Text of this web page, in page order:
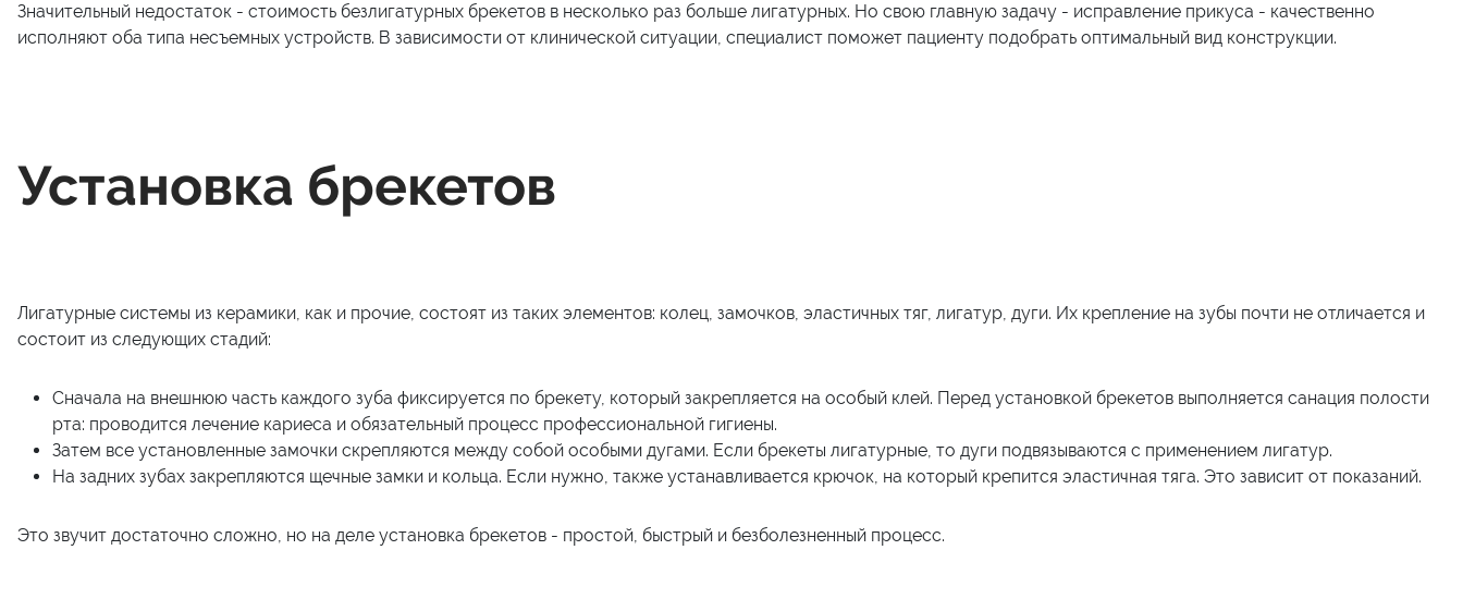
Значительный недостаток - стоимость безлигатурных брекетов в несколько раз больше лигатурных. Но свою главную задачу - исправление прикуса - качественно
исполняют оба типа несъемных устройств. В зависимости от клинической ситуации, специалист поможет пациенту подобрать оптимальный вид конструкции.
Установка брекетов
Лигатурные системы из керамики, как и прочие, состоят из таких элементов: колец, замочков, эластичных тяг, лигатур, дуги. Их крепление на зубы почти не отличается и
состоит из следующих стадий:
Сначала на внешнюю часть каждого зуба фиксируется по брекету, который закрепляется на особый клей. Перед установкой брекетов выполняется санация полости
рта: проводится лечение кариеса и обязательный процесс профессиональной гигиены.
Затем все установленные замочки скрепляются между собой особыми дугами. Если брекеты лигатурные, то дуги подвязываются с применением лигатур.
На задних зубах закрепляются щечные замки и кольца. Если нужно, также устанавливается крючок, на который крепится эластичная тяга. Это зависит от показаний.
Это звучит достаточно сложно, но на деле установка брекетов - простой, быстрый и безболезненный процесс.